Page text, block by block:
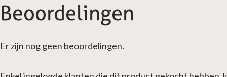
Beoordelingen
Er zijn nog geen beoordelingen.